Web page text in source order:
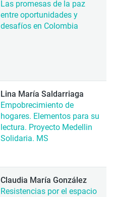
Las promesas de la paz
entre oportunidades y
desafíos en Colombia
Lina María Saldarriaga
Empobrecimiento de
hogares. Elementos para su
lectura. Proyecto Medellin
Solidaria. MS
Claudia María González
Resistencias por el espacio